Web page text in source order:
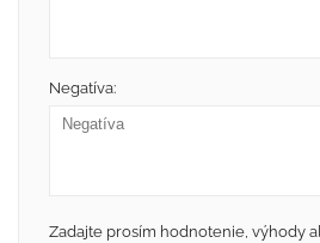
Negatíva:
Zadajte prosím hodnotenie, výhody